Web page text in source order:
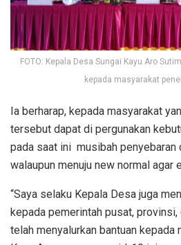
FOTO: Kepala Desa Sungai Kayu Aro
kepada masyarakat
Ia berharap, kepada masyarakat
tersebut dapat di pergunakan
pada saat ini musibah penyebaran
walaupun menuju new normal agar
“Saya selaku Kepala Desa juga
kepada pemerintah pusat, provinsi,
telah menyalurkan bantuan kepada